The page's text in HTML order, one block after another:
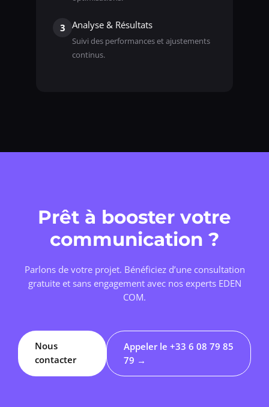
3 Analyse & Résultats
Suivi des performances et ajustements
continus.
Prêt à booster votre
communication ?
Parlons de votre projet. Bénéficiez d’une consultation
gratuite et sans engagement avec nos experts EDEN
COM.
Nous
contacter
Appeler le +33 6 08 79 85
79 →